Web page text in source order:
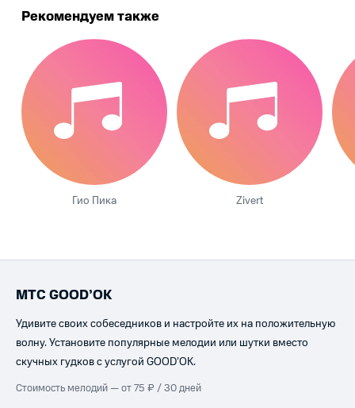
Рекомендуем также
Гио Пика Zivert
МТС GOOD’OK
Удивите своих собеседников и настройте их на положительную
волну. Установите популярные мелодии или шутки вместо
скучных гудков с услугой GOOD’OK.
Стоимость мелодий — от 75 ₽ / 30 дней